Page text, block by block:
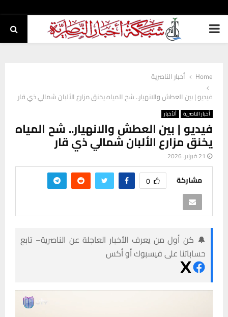
PRIMARY
Home
أخبار الناصرية
فيديو | بين العطش والانهيار.. شح المياه يخنق مزارع الألبان شمالي ذي قار
أخبار الناصرية ألأخبار
فيديو | بين العطش والانهيار.. شح المياه
يخنق مزارع الألبان شمالي ذي قار
21 فبراير، 2026
مشاركة 0
🔔 كن أول من يعرف الأخبار العاجلة عن الناصرية– تابع
حساباتنا على فيسبوك أو أكس